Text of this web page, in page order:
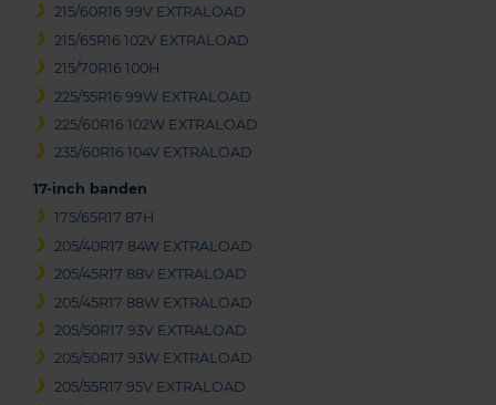
215/60R16 99V EXTRALOAD
215/65R16 102V EXTRALOAD
215/70R16 100H
225/55R16 99W EXTRALOAD
225/60R16 102W EXTRALOAD
235/60R16 104V EXTRALOAD
17-inch banden
175/65R17 87H
205/40R17 84W EXTRALOAD
205/45R17 88V EXTRALOAD
205/45R17 88W EXTRALOAD
205/50R17 93V EXTRALOAD
205/50R17 93W EXTRALOAD
205/55R17 95V EXTRALOAD